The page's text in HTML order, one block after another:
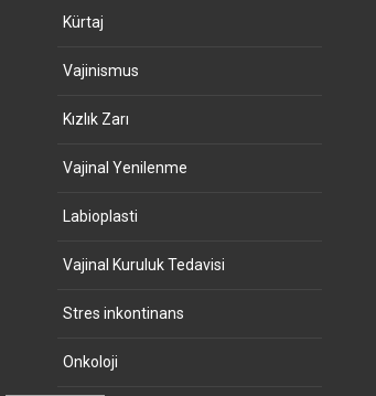
Kürtaj
Vajinismus
Kızlık Zarı
Vajinal Yenilenme
Labioplasti
Vajinal Kuruluk Tedavisi
Stres inkontinans
Onkoloji